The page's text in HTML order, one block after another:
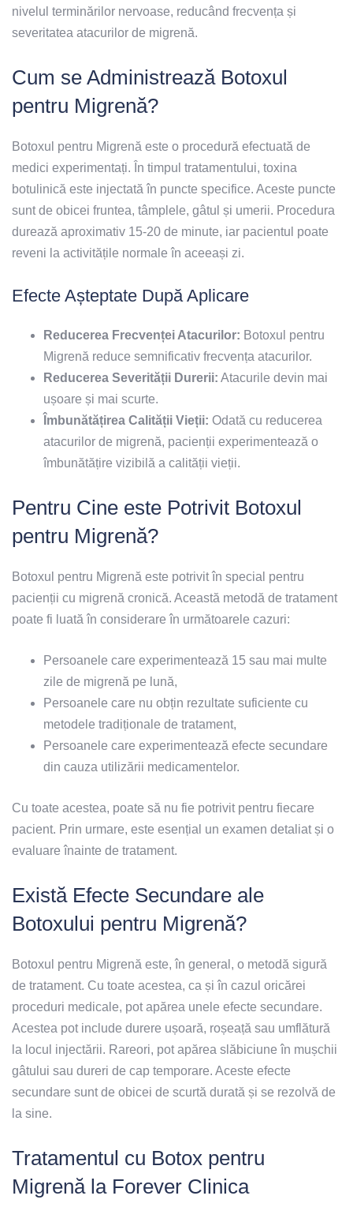
nivelul terminărilor nervoase, reducând frecvența și
severitatea atacurilor de migrenă.
Cum se Administrează Botoxul
pentru Migrenă?
Botoxul pentru Migrenă este o procedură efectuată de
medici experimentați. În timpul tratamentului, toxina
botulinică este injectată în puncte specifice. Aceste puncte
sunt de obicei fruntea, tâmplele, gâtul și umerii. Procedura
durează aproximativ 15-20 de minute, iar pacientul poate
reveni la activitățile normale în aceeași zi.
Efecte Așteptate După Aplicare
Reducerea Frecvenței Atacurilor: Botoxul pentru
Migrenă reduce semnificativ frecvența atacurilor.
Reducerea Severității Durerii: Atacurile devin mai
ușoare și mai scurte.
Îmbunătățirea Calității Vieții: Odată cu reducerea
atacurilor de migrenă, pacienții experimentează o
îmbunătățire vizibilă a calității vieții.
Pentru Cine este Potrivit Botoxul
pentru Migrenă?
Botoxul pentru Migrenă este potrivit în special pentru
pacienții cu migrenă cronică. Această metodă de tratament
poate fi luată în considerare în următoarele cazuri:
Persoanele care experimentează 15 sau mai multe
zile de migrenă pe lună,
Persoanele care nu obțin rezultate suficiente cu
metodele tradiționale de tratament,
Persoanele care experimentează efecte secundare
din cauza utilizării medicamentelor.
Cu toate acestea, poate să nu fie potrivit pentru fiecare
pacient. Prin urmare, este esențial un examen detaliat și o
evaluare înainte de tratament.
Există Efecte Secundare ale
Botoxului pentru Migrenă?
Botoxul pentru Migrenă este, în general, o metodă sigură
de tratament. Cu toate acestea, ca și în cazul oricărei
proceduri medicale, pot apărea unele efecte secundare.
Acestea pot include durere ușoară, roșeață sau umflătură
la locul injectării. Rareori, pot apărea slăbiciune în mușchii
gâtului sau dureri de cap temporare. Aceste efecte
secundare sunt de obicei de scurtă durată și se rezolvă de
la sine.
Tratamentul cu Botox pentru
Migrenă la Forever Clinica